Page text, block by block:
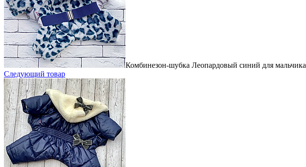
Комбинезон-шубка Леопардовый синий для мальчика
Следующий товар